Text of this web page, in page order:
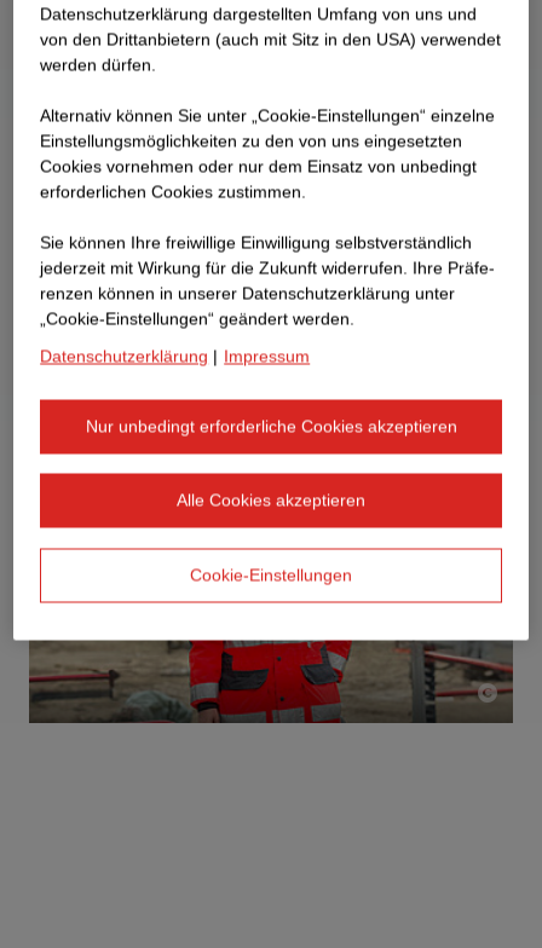
Datenschutzerklärung dargestellten Umfang von uns und
von den Drittanbietern (auch mit Sitz in den USA) verwendet
werden dürfen.
Alternativ können Sie unter „Cookie-Einstellungen“ einzelne
Einstellungsmöglichkeiten zu den von uns eingesetzten
Cookies vornehmen oder nur dem Einsatz von unbedingt
erforderlichen Cookies zustimmen.
Sie können Ihre freiwillige Einwilligung selbstverständlich
jederzeit mit Wirkung für die Zukunft widerrufen. Ihre Prä­fe­
renzen können in unserer Datenschutzerklärung unter
„Cookie-Einstellungen“ geändert werden.
Datenschutzerklärung | Impressum
Nur unbedingt erforderliche Cookies akzeptieren
Alle Cookies akzeptieren
Cookie-Einstellungen